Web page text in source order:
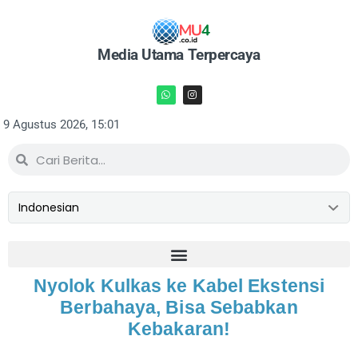
Media Utama Terpercaya
9 Agustus 2026, 15:01
Nyolok Kulkas ke Kabel Ekstensi
Berbahaya, Bisa Sebabkan
Kebakaran!